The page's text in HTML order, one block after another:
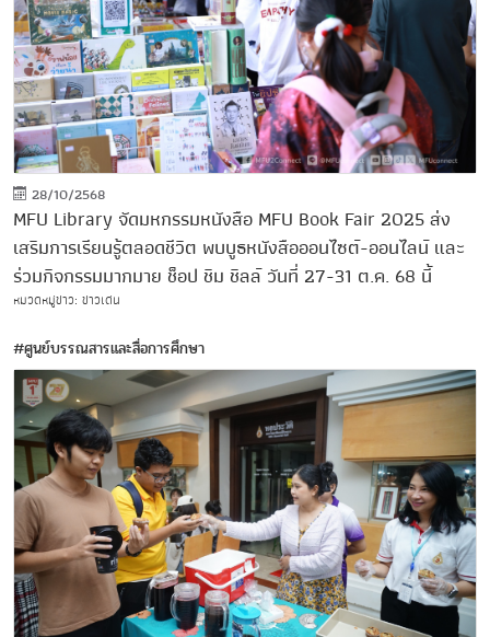
28/10/2568
MFU Library จัดมหกรรมหนังสือ MFU Book Fair 2025 ส่ง
เสริมการเรียนรู้ตลอดชีวิต พบบูธหนังสือออนไซต์-ออนไลน์ และ
ร่วมกิจกรรมมากมาย ช็อป ชิม ชิลล์ วันที่ 27-31 ต.ค. 68 นี้
หมวดหมู่ข่าว: ข่าวเด่น
#ศูนย์บรรณสารและสื่อการศึกษา